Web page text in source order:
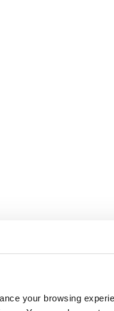
your browsing